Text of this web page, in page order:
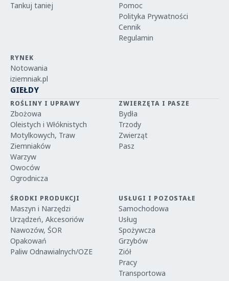
Tankuj taniej
Pomoc
Polityka Prywatności
Cennik
Regulamin
RYNEK
Notowania
iziemniak.pl
GIEŁDY
ROŚLINY I UPRAWY
Zbożowa
Oleistych i Włóknistych
Motylkowych, Traw
Ziemniaków
Warzyw
Owoców
Ogrodnicza
ZWIERZĘTA I PASZE
Bydła
Trzody
Zwierząt
Pasz
ŚRODKI PRODUKCJI
Maszyn i Narzędzi
Urządzeń, Akcesoriów
Nawozów, ŚOR
Opakowań
Paliw Odnawialnych/OZE
USŁUGI I POZOSTAŁE
Samochodowa
Usług
Spożywcza
Grzybów
Ziół
Pracy
Transportowa